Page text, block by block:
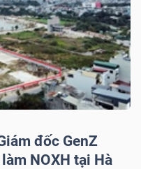
đốc GenZ
NOXH tại Hà